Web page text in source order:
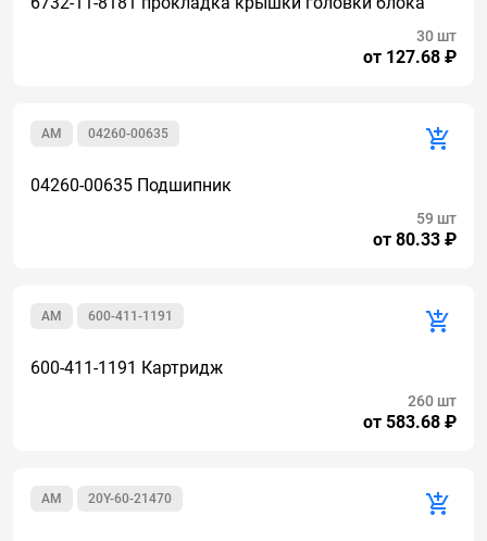
от 127.68 ₽
30 шт
04260-00635
AM
04260-00635 Подшипник
от 80.33 ₽
59 шт
600-411-1191
AM
600-411-1191 Картридж
от 583.68 ₽
260 шт
20Y-60-21470
AM